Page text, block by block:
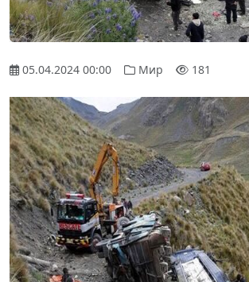
05.04.2024 00:00 Мир 181